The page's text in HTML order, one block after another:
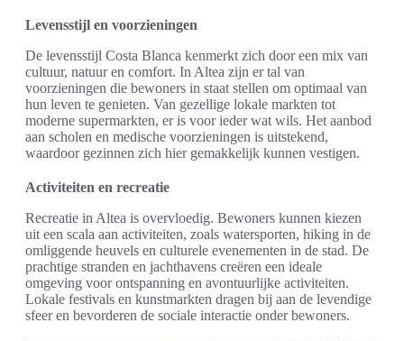
Levensstijl en voorzieningen
De levensstijl Costa Blanca kenmerkt zich door een mix van
cultuur, natuur en comfort. In Altea zijn er tal van
voorzieningen die bewoners in staat stellen om optimaal van
hun leven te genieten. Van gezellige lokale markten tot
moderne supermarkten, er is voor ieder wat wils. Het aanbod
aan scholen en medische voorzieningen is uitstekend,
waardoor gezinnen zich hier gemakkelijk kunnen vestigen.
Activiteiten en recreatie
Recreatie in Altea is overvloedig. Bewoners kunnen kiezen
uit een scala aan activiteiten, zoals watersporten, hiking in de
omliggende heuvels en culturele evenementen in de stad. De
prachtige stranden en jachthavens creëren een ideale
omgeving voor ontspanning en avontuurlijke activiteiten.
Lokale festivals en kunstmarkten dragen bij aan de levendige
sfeer en bevorderen de sociale interactie onder bewoners.